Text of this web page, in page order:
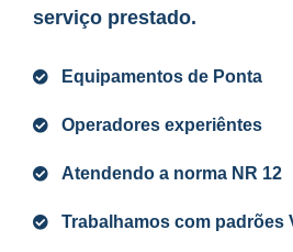
serviço prestado.
Equipamentos de Ponta
Operadores experiêntes
Atendendo a norma NR 12
Trabalhamos com padrões